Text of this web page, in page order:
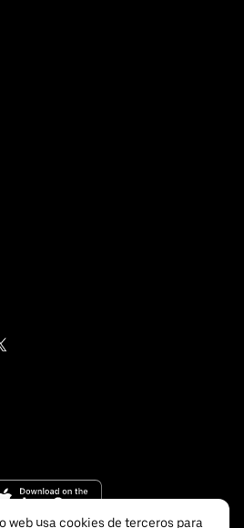
web usa cookies de terceros para